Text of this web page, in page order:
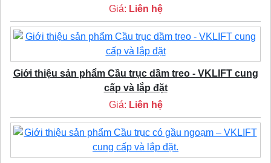
Giá: Liên hệ
Giới thiệu sản phẩm Cầu trục dầm treo - VKLIFT cung
cấp và lắp đặt
Giá: Liên hệ